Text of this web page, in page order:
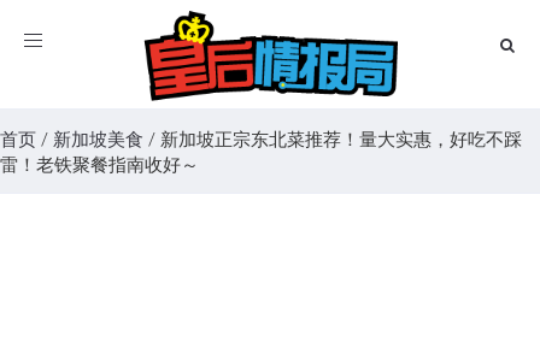
Toggle
首页 / 新加坡美食 / 新加坡正宗东北菜推荐！量大实惠，好吃不踩
雷！老铁聚餐指南收好～